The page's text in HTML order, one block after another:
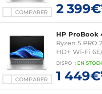
COMPARER 2 399€
COMPARER
HP ProBook
Ryzen 5 PRO
HD+ Wi-Fi
Professionnel
DISPO : EN STOCK
1 449€